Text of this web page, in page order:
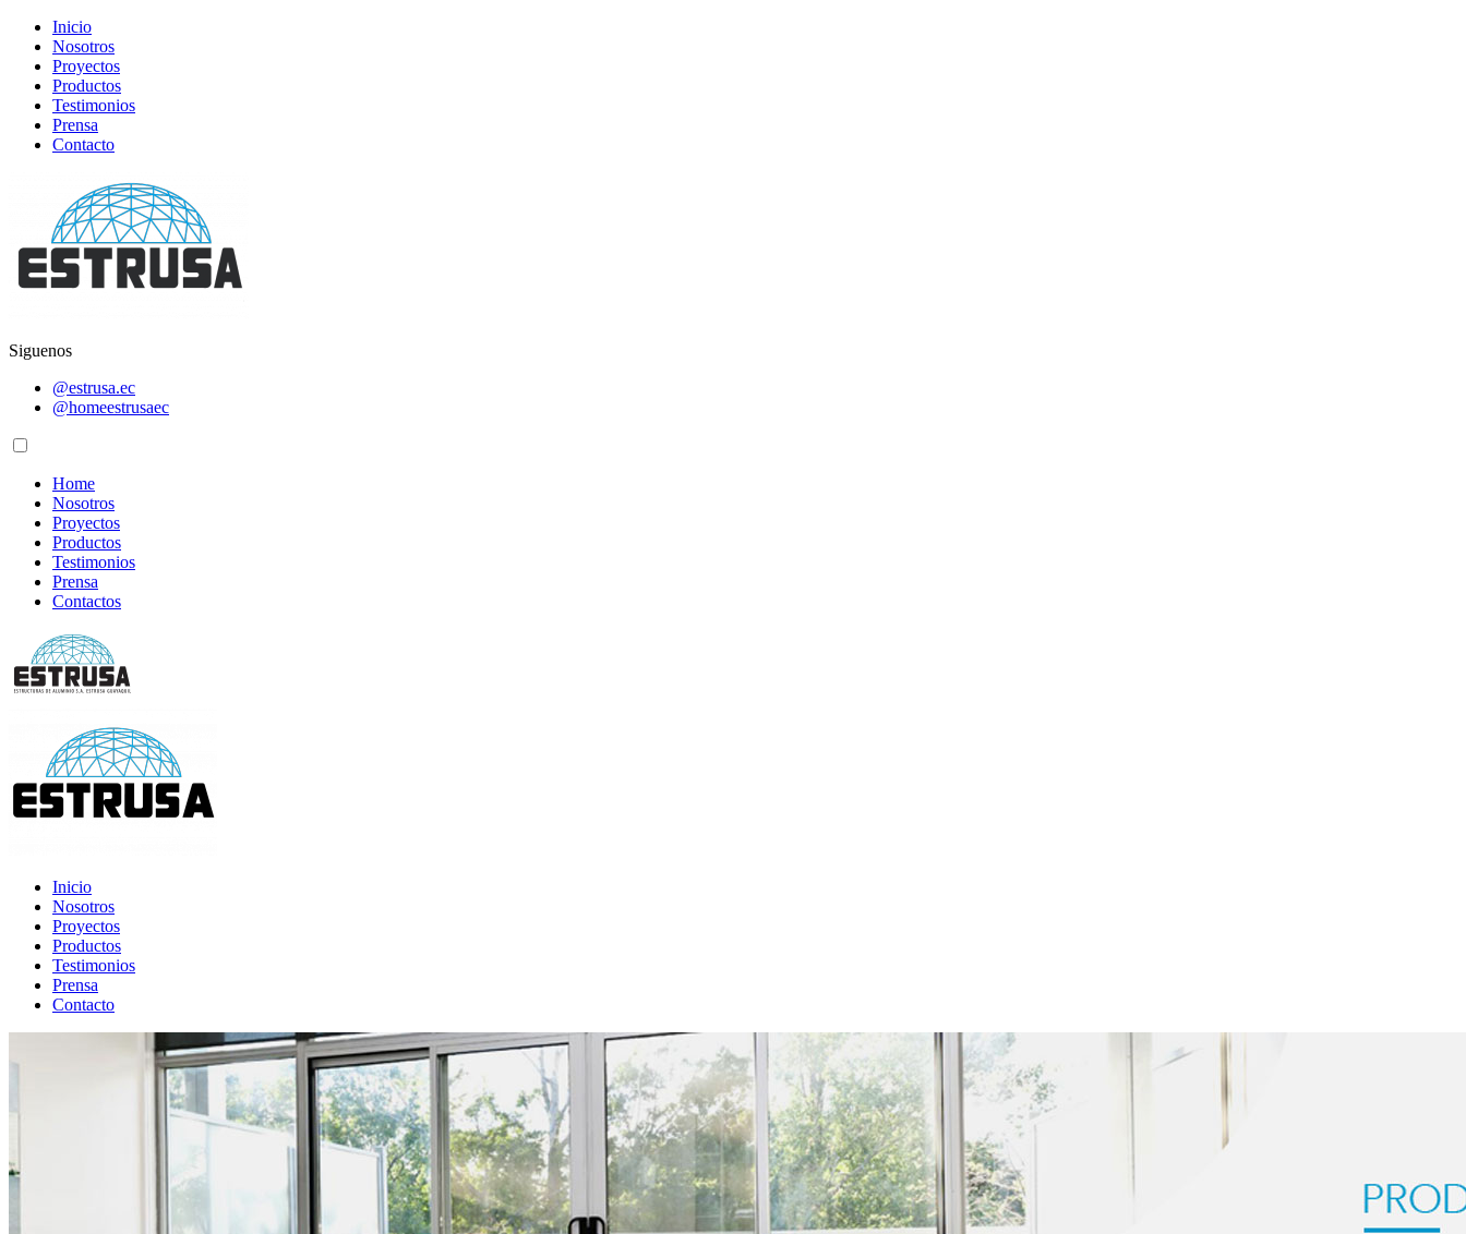
Inicio
Nosotros
Proyectos
Productos
Testimonios
Prensa
Contacto
Siguenos
@estrusa.ec
@homeestrusaec
Home
Nosotros
Proyectos
Productos
Testimonios
Prensa
Contactos
Inicio
Nosotros
Proyectos
Productos
Testimonios
Prensa
Contacto